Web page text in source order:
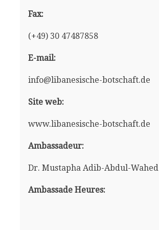
Fax:
(+49) 30 47487858
E-mail:
info@libanesische-botschaft.de
Site web:
www.libanesische-botschaft.de
Ambassadeur:
Dr. Mustapha Adib-Abdul-Wahed
Ambassade Heures: